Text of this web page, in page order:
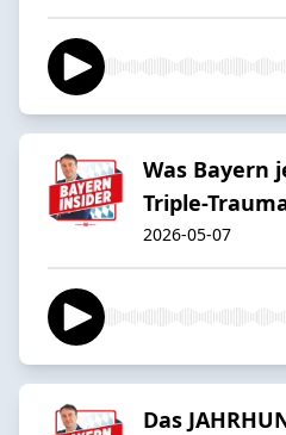
Was Bayern
Triple-
2026-05-07
Das